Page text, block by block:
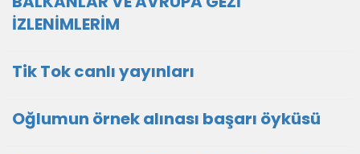
İZLENİMLERİM
Tik Tok canlı yayınları
Oğlumun örnek alınası başarı öyküsü